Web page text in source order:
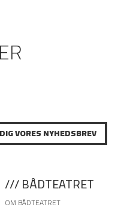
VORES NYHEDSBREV
/// BÅDTEATRET
OM BÅDTEATRET